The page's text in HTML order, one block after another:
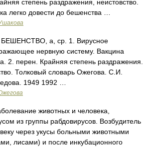
степень раздражения, неистовство.
легко довести до бешенства …
а, ср. 1. Вирусное
нервную систему. Вакцина
2. перен. Крайняя степень раздражения.
Толковый словарь Ожегова. С.И.
1949 1992 …
животных и человека,
из группы рабдовирусов. Возбудитель
через укусы больными животными
лисами) и после инкубационного